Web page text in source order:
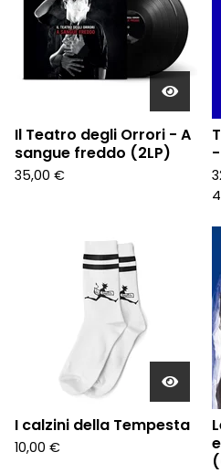
Il Teatro degli Orrori - A
sangue freddo (2LP)
35,00 €
I calzini della Tempesta
10,00 €